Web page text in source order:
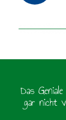
Das
gar nicht